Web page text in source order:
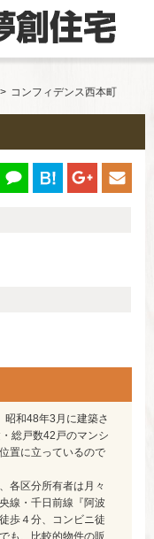
コンフィデンス西本町
昭和48年3月に建築さ
総戸数42戸のマンシ
置に立っているので
各区分所有者は月々
線・千日前線『阿波
歩４分、コンビニ徒
も、比較的物件の販